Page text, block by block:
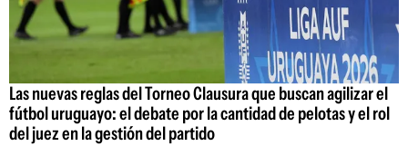
Las nuevas reglas del Torneo Clausura que buscan agilizar el
fútbol uruguayo: el debate por la cantidad de pelotas y el rol
del juez en la gestión del partido